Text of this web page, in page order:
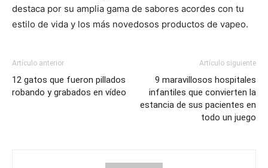
destaca por su amplia gama de sabores acordes con tu
estilo de vida y los más novedosos productos de vapeo.
Artículo anterior
12 gatos que fueron pillados
robando y grabados en vídeo
Artículo siguiente
9 maravillosos hospitales
infantiles que convierten la
estancia de sus pacientes en
todo un juego